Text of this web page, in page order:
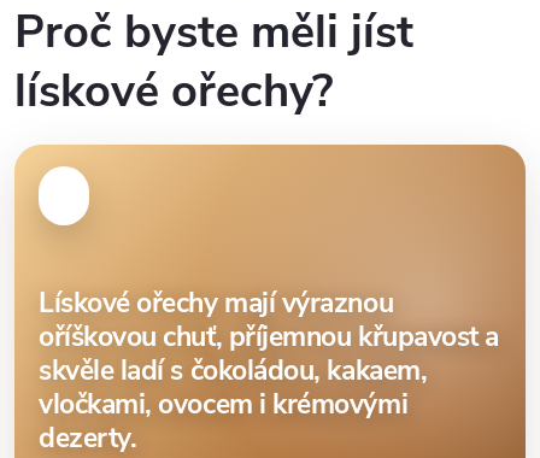
Proč byste měli jíst
lískové ořechy?
Lískové ořechy mají výraznou
oříškovou chuť, příjemnou křupavost a
skvěle ladí s čokoládou, kakaem,
vločkami, ovocem i krémovými
dezerty.